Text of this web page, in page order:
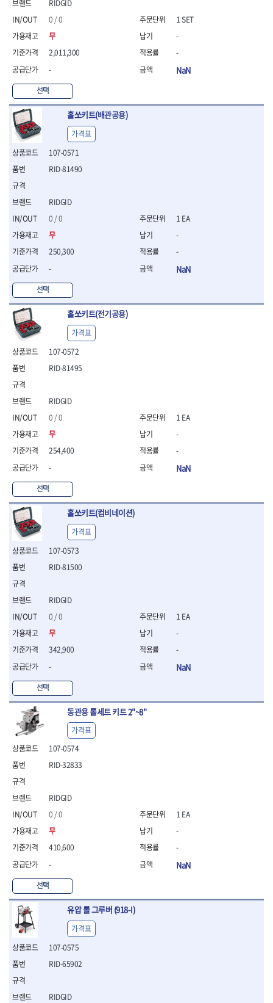
- 절연니퍼
- 절연가위
- 절연비트
- 절연드라이버교체날
- 절연라쳇렌치세트
- 절연볼트커터
- 절연아답타
- 절연펀치
- 방폭연결대
- 방폭옵셋렌치
- 방폭플라이어
- 방폭가위
- 방폭렌치
- 방폭비트소켓
- 방폭아답타
- 방폭T렌치
- 방폭드라이버
- 방폭펀치
- 절연포지비트소켓
철공공구
- 볼트커터
- 핸드볼트커터
- 망치
- 빠루망치
- 볼핀망치
- 함마망치
- 도끼
- 망치헤드
- 판금망치
- 나일론무반동망치
- 플라스틱망치
- 고무망치
- 핀펀치
- 센타펀치
- 평치즐
- 핀펀치세트
- 펀치세트
- 용접용품
- 빠루
- 철공끌
- 전지가위
- 정글칼
- 접톱
- 고지톱
- 다목적가위
- 마킹
연마용품
- 조줄
- 철공용줄
- 판금줄홀더
- 줄
공구함.공구집
- 탑체스터
- 플라스틱이동공구함
- 공구통
- 공구가방
RIDGID
0 / 0
무
2,011,300
-
선택
1 SET
-
-
NaN
홀쏘키트(배관공용)
107-0571
RIDGID
0 / 0
무
250,300
-
선택
RID-81490
가격표
1 EA
-
-
NaN
홀쏘키트(전기공용)
107-0572
RIDGID
0 / 0
무
254,400
-
선택
RID-81495
가격표
1 EA
-
-
NaN
홀쏘키트(컴비네이션)
107-0573
RIDGID
0 / 0
무
342,900
-
선택
RID-81500
가격표
1 EA
-
-
NaN
동관용 롤세트 키트 2"~8"
107-0574
RIDGID
0 / 0
무
410,600
-
선택
RID-32833
가격표
1 EA
-
-
NaN
유압 롤 그루버 (918-I)
107-0575
RIDGID
RID-65902
가격표